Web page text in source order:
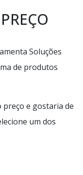
Soluções
de produtos
preço e gostaria de
um dos